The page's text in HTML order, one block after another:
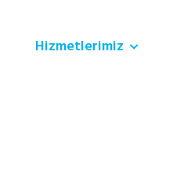
Hizmetlerimiz